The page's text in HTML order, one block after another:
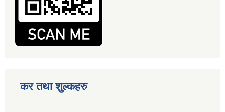
कर तथा शुल्कहरु